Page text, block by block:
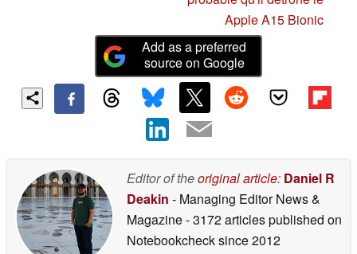
Apple A15 Bionic
Add as a preferred
source on Google
Editor of theoriginal article: Daniel R
Deakin - Managing Editor News &
Magazine- 3172 articles published on
Notebookchecksince 2012